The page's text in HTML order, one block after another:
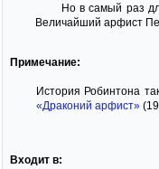
Но в самый раз
Величайший арфист
Примечание:
История Робинтона
«Драконий арфист»
Входит в: